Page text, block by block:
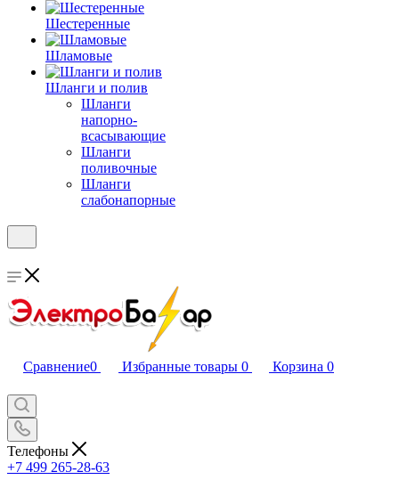
Шестеренные
Шламовые
Шланги и полив
Шланги
напорно-
всасывающие
Шланги
поливочные
Шланги
слабонапорные
Сравнение0 Избранные товары 0 Корзина 0
Телефоны
+7 499 265-28-63